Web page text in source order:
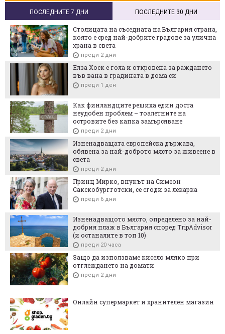
ПОСЛЕДНИТЕ 7 ДНИ ПОСЛЕДНИТЕ 30 ДНИ
Столицата на съседната на България страна,
която е сред най-добрите градове за улична
храна в света
преди 2 дни
Елза Хоск е гола и откровена за раждането
във вана в градината в дома си
преди 1 ден
Как финландците решиха един доста
неудобен проблем – тоалетните на
островите без капка замърсяване
преди 2 дни
Изненадващата европейска държава,
обявена за най-доброто място за живеене в
света
преди 2 дни
Принц Мирко, внукът на Симеон
Сакскобургготски, се сгоди за лекарка
преди 6 дни
Изненадващото място, определено за най-
добрия плаж в България според TripAdvisor
(и останалите в топ 10)
преди 20 часа
Защо да използваме кисело мляко при
отглеждането на домати
преди 2 дни
Онлайн супермаркет и хранителен магазин